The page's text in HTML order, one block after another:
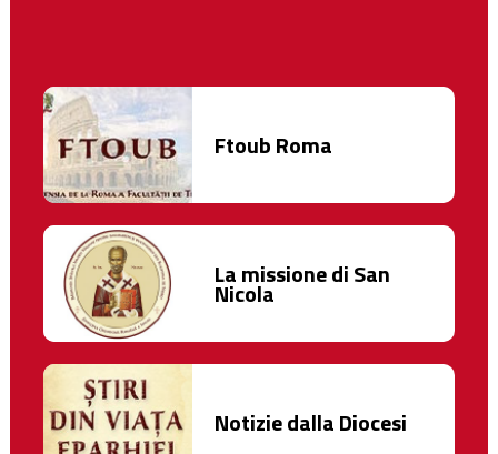
Ftoub Roma
La missione di San
Nicola
Notizie dalla Diocesi